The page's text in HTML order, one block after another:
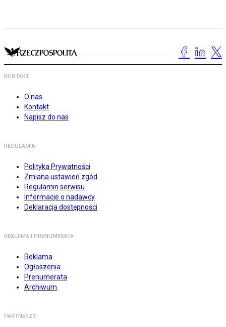
KONTAKT
O nas
Kontakt
Napisz do nas
REGULAMIN
Polityka Prywatności
Zmiana ustawień zgód
Regulamin serwisu
Informacje o nadawcy
Deklaracja dostępności
REKLAMA I PRENUMERATA
Reklama
Ogłoszenia
Prenumerata
Archiwum
PARTNERZY